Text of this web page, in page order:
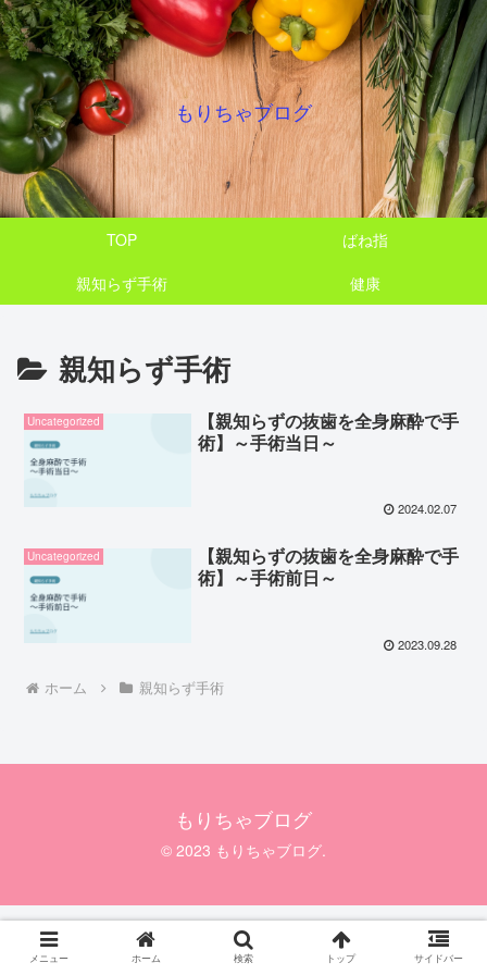
もりちゃブログ
TOP
ばね指
親知らず手術
健康
親知らず手術
Uncategorized
【親知らずの抜歯を全身麻酔で手
術】～手術当日～
2024.02.07
Uncategorized
【親知らずの抜歯を全身麻酔で手
術】～手術前日～
2023.09.28
ホーム 親知らず手術
もりちゃブログ
© 2023 もりちゃブログ.
メニュー ホーム 検索 トップ サイドバー